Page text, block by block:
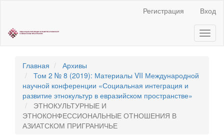
содержанию
страницы
навигация
Основное
содержание
Боковая
панель
Регистрация Вход
Главная
Архивы
Том 2 № 8 (2019): Материалы VII Международной
научной конференции «Социальная интеграция и
развитие этнокультур в евразийском пространстве»
ЭТНОКУЛЬТУРНЫЕ И
ЭТНОКОНФЕССИОНАЛЬНЫЕ ОТНОШЕНИЯ В
АЗИАТСКОМ ПРИГРАНИЧЬЕ